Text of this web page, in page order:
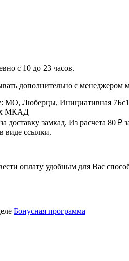
с 10 до 23 часов.
дополнительно с менеджером
МО, Люберцы, Инициативная 7Бс1
МКАД
доставку замкад. Из расчета 80 ₽
виде ссылки.
оплату удобным для Вас
Бонусная программа